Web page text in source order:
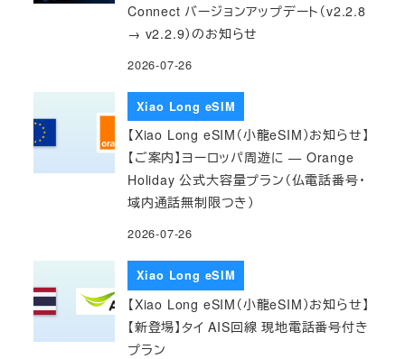
Connect バージョンアップデート（v2.2.8
→ v2.2.9）のお知らせ
2026-07-26
Xiao Long eSIM
【Xiao Long eSIM（小龍eSIM）お知らせ】
【ご案内】ヨーロッパ周遊に — Orange
Holiday 公式大容量プラン（仏電話番号・
域内通話無制限つき）
2026-07-26
Xiao Long eSIM
【Xiao Long eSIM（小龍eSIM）お知らせ】
【新登場】タイ AIS回線 現地電話番号付き
プラン